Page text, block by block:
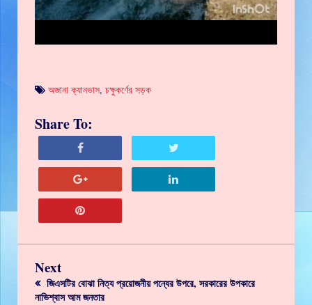
অজানা ক্যানভাস, চক্ষুকর্ণের সড়ক
Share To:
Next
জিএসটির বোঝা নিত্য প্রয়োজনীয় পন্যের উপরে, সরকারের উপকারে
নাভিশ্বাস আম জনতার